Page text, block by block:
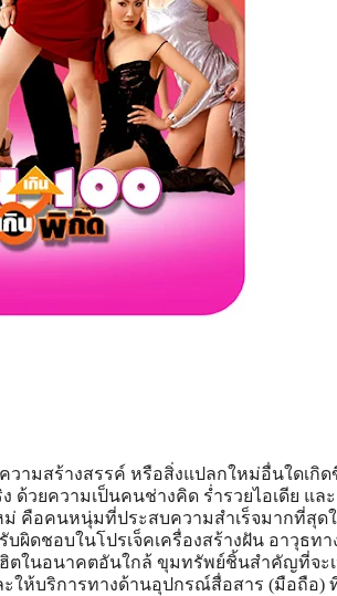
ามสร้างสรรค์ หรือสิ่งแปลกใหม่อื่นใดเกิด
ด้วยความเป็นคนช่างคิด ร่ำรวยไอเดีย แล
คือคนหนุ่มที่ประสบความสำเร็จมากที่สุด
ดชอบในโปรเจ็คเครื่องสร้างฝัน อาวุธทา
ในอนาคตอันใกล้ ขุมทรัพย์ชิ้นสำคัญที่จะ
ให้บริการทางด้านอุปกรณ์สื่อสาร (มือถือ)